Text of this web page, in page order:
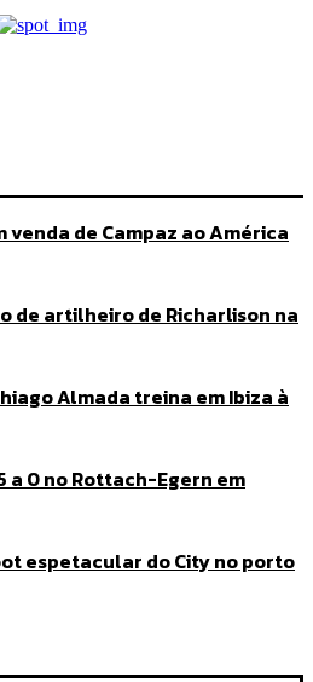
de Campaz ao América
de artilheiro de Richarlison na
Almada treina em Ibiza à
a 0 no Rottach-Egern em
espetacular do City no porto